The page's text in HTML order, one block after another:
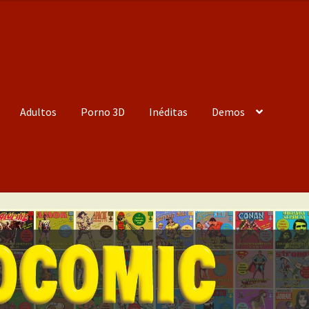
Adultos Porno 3D Inéditas Demos